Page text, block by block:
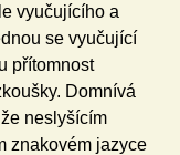
vyučujícího a
se vyučující
přítomnost
Domnívá
neslyšícím
znakovém jazyce